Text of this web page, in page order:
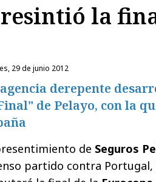
la
29 de junio 2012
derepente
de Pelayo, con la
de Seguros
partido contra